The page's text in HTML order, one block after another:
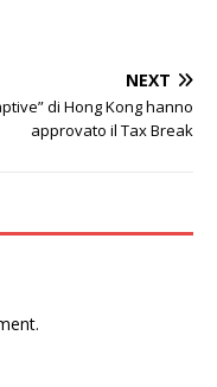
NEXT
di Hong Kong hanno
approvato il Tax Break